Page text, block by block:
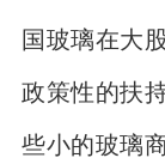
国玻璃在大
政策性的扶
些小的玻璃